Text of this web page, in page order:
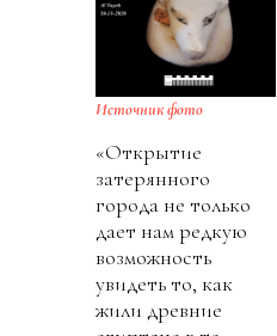
Источник фото
«Открытие
затерянного
города не только
дает нам редкую
возможность
увидеть то, как
жили древние